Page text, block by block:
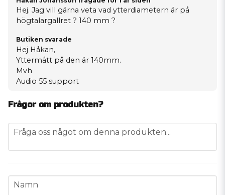
Hej. Jag vill gärna veta vad ytterdiametern är på
högtalargallret ? 140 mm ?
Butiken svarade
Hej Håkan,
Yttermått på den är 140mm.
Mvh
Audio 55 support
Frågor om produkten?
question
Fråga oss något om denna produkten...
name
Namn